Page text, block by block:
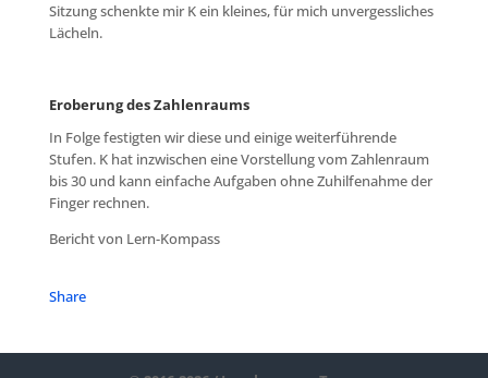
Sitzung schenkte mir K ein kleines, für mich unvergessliches
Lächeln.
Eroberung des Zahlenraums
In Folge festigten wir diese und einige weiterführende
Stufen. K hat inzwischen eine Vorstellung vom Zahlenraum
bis 30 und kann einfache Aufgaben ohne Zuhilfenahme der
Finger rechnen.
Bericht von Lern-Kompass
Share